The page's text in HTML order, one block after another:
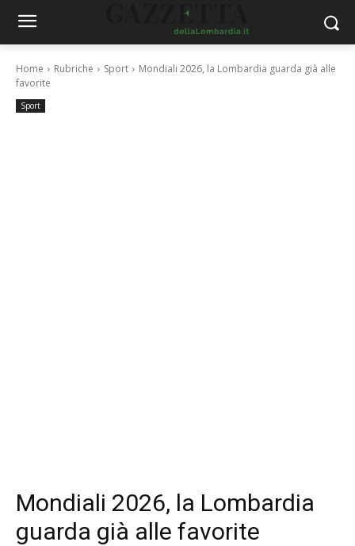
Home Rubriche Sport
Mondiali 2026, la Lombardia guarda già alle
favorite
Sport
Mondiali 2026, la Lombardia
guarda già alle favorite